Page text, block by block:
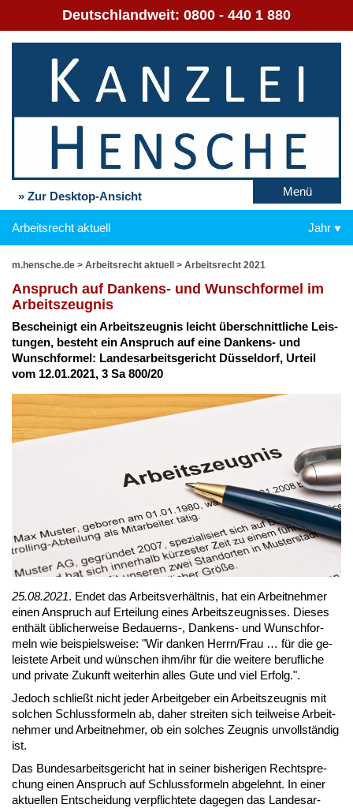
Deutschlandweit: 0800 - 440 1 880
» Zur Desktop-Ansicht Menü
Arbeitsrecht aktuell Jahr
m.hensche.de > Arbeitsrecht aktuell > Arbeitsrecht 2021
An­spruch auf Dan­kens- und Wunsch­for­mel im
Ar­beits­zeug­nis
Be­schei­nigt ein Ar­beits­zeug­nis leicht über­schnitt­li­che Leis­
tun­gen, be­steht ein An­spruch auf ei­ne Dan­kens- und
Wunsch­for­mel: Lan­des­ar­beits­ge­richt Düs­sel­dorf, Ur­teil
vom 12.01.2021, 3 Sa 800/20
25.08.2021. En­det das Ar­beits­ver­hält­nis, hat ein Ar­beit­neh­mer
ei­nen An­spruch auf Er­tei­lung ei­nes Ar­beits­zeug­nis­ses. Die­ses
ent­hält üb­li­cher­wei­se Be­dau­erns-, Dan­kens- und Wunsch­for­
meln wie bei­spiels­wei­se: "Wir dan­ken Herrn/Frau … für die ge­
leis­te­te Ar­beit und wün­schen ihm/ihr für die wei­te­re be­ruf­li­che
und pri­va­te Zu­kunft wei­ter­hin al­les Gu­te und viel Er­folg.".
Je­doch schließt nicht je­der Ar­beit­ge­ber ein Ar­beits­zeug­nis mit
sol­chen Schluss­for­meln ab, da­her strei­ten sich teil­wei­se Ar­beit­
neh­mer und Ar­beit­neh­mer, ob ein sol­ches Zeug­nis un­voll­stän­dig
ist.
Das Bun­des­ar­beits­ge­richt hat in sei­ner bis­he­ri­gen Recht­spre­
chung ei­nen An­spruch auf Schluss­for­meln ab­ge­lehnt. In ei­ner
ak­tu­el­len Ent­schei­dung ver­pflich­te­te da­ge­gen das Lan­des­ar­